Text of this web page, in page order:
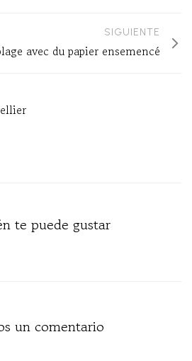
SIGUIENTE
avec du papier ensemencé
te puede gustar
un comentario